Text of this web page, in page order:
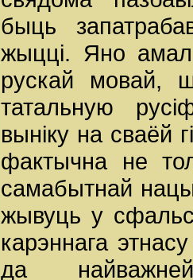
быць
жыцці. Яно
рускай мовай,
татальную
выніку на сваёй
фактычна не
самабытнай
жывуць у
карэннага
да